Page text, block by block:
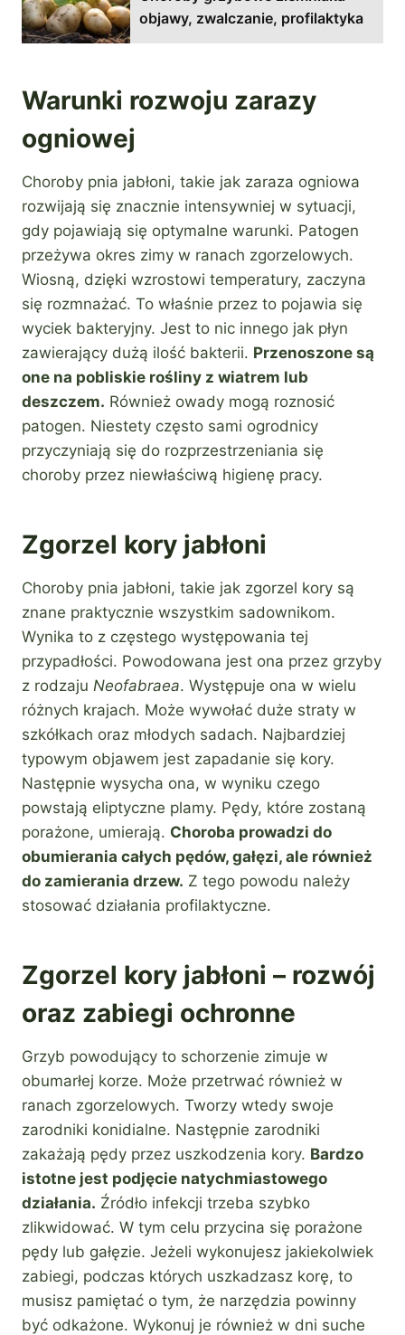
objawy, zwalczanie, profilaktyka
Warunki rozwoju zarazy
ogniowej
Choroby pnia jabłoni, takie jak zaraza ogniowa
rozwijają się znacznie intensywniej w sytuacji,
gdy pojawiają się optymalne warunki. Patogen
przeżywa okres zimy w ranach zgorzelowych.
Wiosną, dzięki wzrostowi temperatury, zaczyna
się rozmnażać. To właśnie przez to pojawia się
wyciek bakteryjny. Jest to nic innego jak płyn
zawierający dużą ilość bakterii. Przenoszone są
one na pobliskie rośliny z wiatrem lub
deszczem. Również owady mogą roznosić
patogen. Niestety często sami ogrodnicy
przyczyniają się do rozprzestrzeniania się
choroby przez niewłaściwą higienę pracy.
Zgorzel kory jabłoni
Choroby pnia jabłoni, takie jak zgorzel kory są
znane praktycznie wszystkim sadownikom.
Wynika to z częstego występowania tej
przypadłości. Powodowana jest ona przez grzyby
z rodzaju Neofabraea. Występuje ona w wielu
różnych krajach. Może wywołać duże straty w
szkółkach oraz młodych sadach. Najbardziej
typowym objawem jest zapadanie się kory.
Następnie wysycha ona, w wyniku czego
powstają eliptyczne plamy. Pędy, które zostaną
porażone, umierają. Choroba prowadzi do
obumierania całych pędów, gałęzi, ale również
do zamierania drzew. Z tego powodu należy
stosować działania profilaktyczne.
Zgorzel kory jabłoni – rozwój
oraz zabiegi ochronne
Grzyb powodujący to schorzenie zimuje w
obumarłej korze. Może przetrwać również w
ranach zgorzelowych. Tworzy wtedy swoje
zarodniki konidialne. Następnie zarodniki
zakażają pędy przez uszkodzenia kory. Bardzo
istotne jest podjęcie natychmiastowego
działania. Źródło infekcji trzeba szybko
zlikwidować. W tym celu przycina się porażone
pędy lub gałęzie. Jeżeli wykonujesz jakiekolwiek
zabiegi, podczas których uszkadzasz korę, to
musisz pamiętać o tym, że narzędzia powinny
być odkażone. Wykonuj je również w dni suche